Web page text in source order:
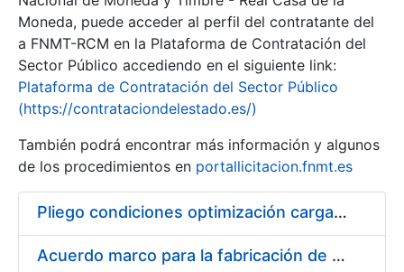
Erakutsi/Ezkutatu
Erakutsi/Ezkutatu
Moneda, puede acceder al perfil del contratante del
a FNMT-RCM en la Plataforma de Contratación del
Sector Público accediendo en el siguiente link:
Plataforma de Contratación del Sector Público
(https://contrataciondelestado.es/)
También podrá encontrar más información y algunos
de los procedimientos en portallicitacion.fnmt.es
Pliego condiciones optimización cargas compras firmado
Acuerdo marco para la fabricación de piezas